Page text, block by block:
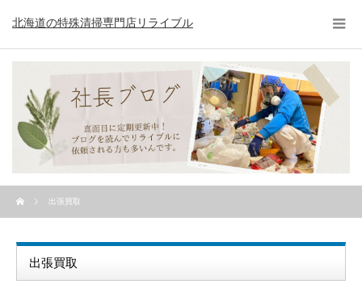
北海道の特殊清掃専門店リライブル
出張買取
出張買取